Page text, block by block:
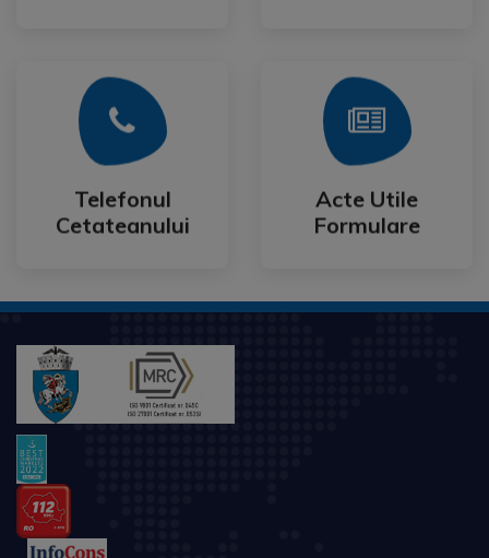
Telefonul
Cetateanului
Telefonul
Cetateanului
Mai Mult
Acte Utile
Formulare
Acte Utile
Formulare
Mai Mult